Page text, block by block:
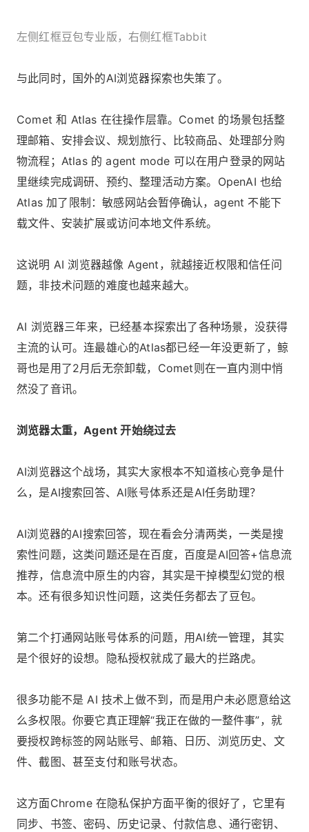
左侧红框豆包专业版，右侧红框Tabbit
与此同时，国外的AI浏览器探索也失策了。
Comet 和 Atlas 在往操作层靠。Comet 的场景包括整
理邮箱、安排会议、规划旅行、比较商品、处理部分购
物流程；Atlas 的 agent mode 可以在用户登录的网站
里继续完成调研、预约、整理活动方案。OpenAI 也给
Atlas 加了限制：敏感网站会暂停确认，agent 不能下
载文件、安装扩展或访问本地文件系统。
这说明 AI 浏览器越像 Agent，就越接近权限和信任问
题，非技术问题的难度也越来越大。
AI 浏览器三年来，已经基本探索出了各种场景，没获得
主流的认可。连最雄心的Atlas都已经一年没更新了，鲸
哥也是用了2月后无奈卸载，Comet则在一直内测中悄
然没了音讯。
浏览器太重，Agent 开始绕过去
AI浏览器这个战场，其实大家根本不知道核心竞争是什
么，是AI搜索回答、AI账号体系还是AI任务助理？
AI浏览器的AI搜索回答，现在看会分清两类，一类是搜
索性问题，这类问题还是在百度，百度是AI回答+信息流
推荐，信息流中原生的内容，其实是干掉模型幻觉的根
本。还有很多知识性问题，这类任务都去了豆包。
第二个打通网站账号体系的问题，用AI统一管理，其实
是个很好的设想。隐私授权就成了最大的拦路虎。
很多功能不是 AI 技术上做不到，而是用户未必愿意给这
么多权限。你要它真正理解“我正在做的一整件事”，就
要授权跨标签的网站账号、邮箱、日历、浏览历史、文
件、截图、甚至支付和账号状态。
这方面Chrome 在隐私保护方面平衡的很好了，它里有
同步、书签、密码、历史记录、付款信息、通行密钥、